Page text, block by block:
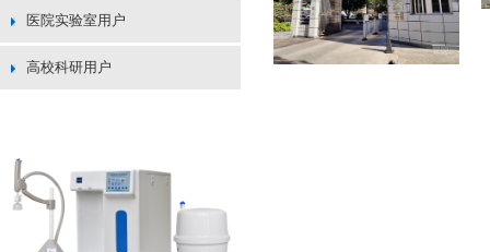
医院实验室用户
高校科研用户